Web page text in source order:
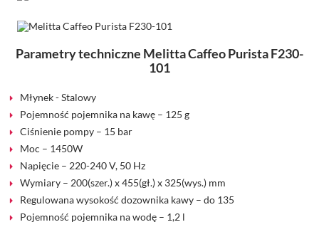
Parametry techniczne Melitta Caffeo Purista F230-
101
Młynek - Stalowy
Pojemność pojemnika na kawę – 125 g
Ciśnienie pompy – 15 bar
Moc – 1450W
Napięcie – 220-240 V, 50 Hz
Wymiary – 200(szer.) x 455(gł.) x 325(wys.) mm
Regulowana wysokość dozownika kawy – do 135
Pojemność pojemnika na wodę – 1,2 l